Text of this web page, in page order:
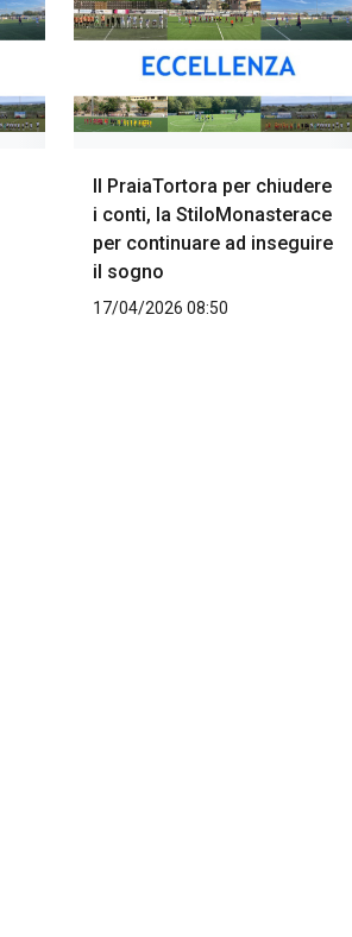
Il PraiaTortora per chiudere
i conti, la StiloMonasterace
per continuare ad inseguire
il sogno
17/04/2026 08:50